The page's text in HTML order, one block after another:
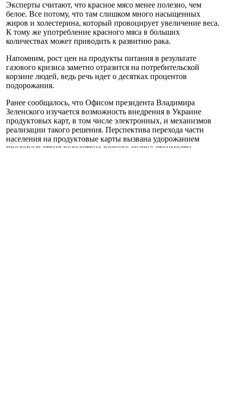
Эксперты считают, что красное мясо менее полезно, чем
белое. Все потому, что там слишком много насыщенных
жиров и холестерина, который провоцирует увеличение веса.
К тому же употребление красного мяса в больших
количествах может приводить к развитию рака.
Напомним, рост цен на продукты питания в результате
газового кризиса заметно отразится на потребительской
корзине людей, ведь речь идет о десятках процентов
подорожания.
Ранее сообщалось, что Офисом президента Владимира
Зеленского изучается возможность внедрения в Украине
продуктовых карт, в том числе электронных, и механизмов
реализации такого решения. Перспектива перехода части
населения на продуктовые карты вызвана удорожанием
продовольствия вследствие резкого скачка стоимости